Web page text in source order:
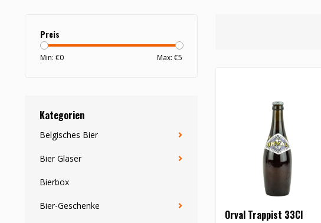
Preis
Min: €0 Max: €5
Kategorien
Belgisches Bier
Bier Gläser
Bierbox
Bier-Geschenke
Orval Trappist 33Cl